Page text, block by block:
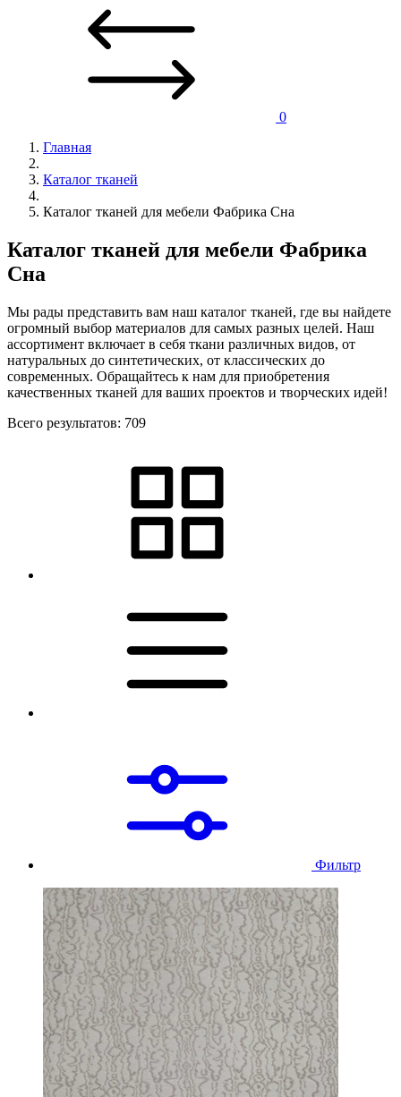
0
Главная
Каталог тканей
Каталог тканей для мебели Фабрика Сна
Каталог тканей для мебели Фабрика
Сна
Мы рады представить вам наш каталог тканей, где вы найдете
огромный выбор материалов для самых разных целей. Наш
ассортимент включает в себя ткани различных видов, от
натуральных до синтетических, от классических до
современных. Обращайтесь к нам для приобретения
качественных тканей для ваших проектов и творческих идей!
Всего результатов: 709
Фильтр